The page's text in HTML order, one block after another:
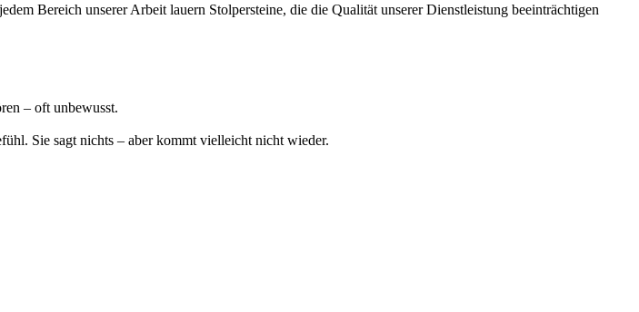
Bereich unserer Arbeit lauern Stolpersteine, die die Qualität unserer Dienstleistung beeinträchtigen
– oft unbewusst.
Sie sagt nichts – aber kommt vielleicht nicht wieder.